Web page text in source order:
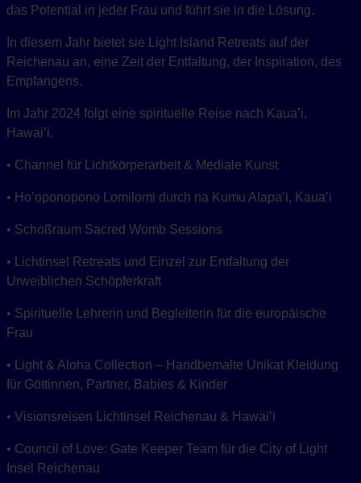
das Potential in jeder Frau und führt sie in die Lösung.
In diesem Jahr bietet sie Light Island Retreats auf der
Reichenau an, eine Zeit der Entfaltung, der Inspiration, des
Empfangens.
Im Jahr 2024 folgt eine spirituelle Reise nach Kaua’i,
Hawai’i.
• Channel für Lichtkörperarbeit & Mediale Kunst
• Ho’oponopono Lomilomi durch na Kumu Alapa’i, Kaua’i
• Schoßraum Sacred Womb Sessions
• Lichtinsel Retreats und Einzel zur Entfaltung der
Urweiblichen Schöpferkraft
• Spirituelle Lehrerin und Begleiterin für die europäische
Frau
• Light & Aloha Collection – Handbemalte Unikat Kleidung
für Göttinnen, Partner, Babies & Kinder
• Visionsreisen Lichtinsel Reichenau & Hawai’i
• Council of Love: Gate Keeper Team für die City of Light
Insel Reichenau